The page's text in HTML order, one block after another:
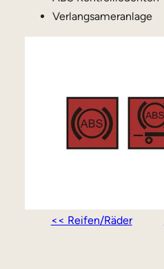
Verlangsameranlage
<< Reifen/Räder